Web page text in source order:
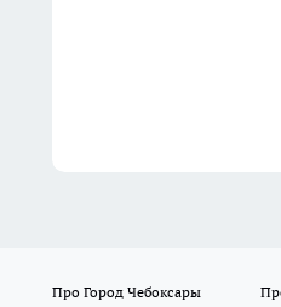
Про Город Чебоксары